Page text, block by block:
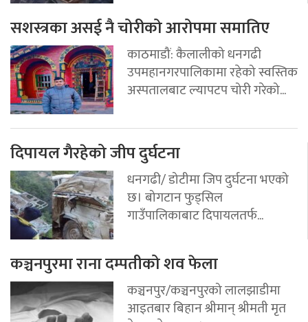
सशस्त्रका असई नै चोरीको आरोपमा समातिए
काठमाडौं: कैलालीको धनगढी
उपमहानगरपालिकामा रहेको स्वस्तिक
अस्पतालबाट ल्यापटप चोरी गरेको...
दिपायल गैरहेको जीप दुर्घटना
धनगढी/ डोटीमा जिप दुर्घटना भएको
छ। बोगटान फुड्सिल
गाउँपालिकाबाट दिपायलतर्फ...
कञ्चनपुरमा राना दम्पतीको शव फेला
कञ्चनपुर/कञ्चनपुरको लालझाडीमा
आइतबार बिहान श्रीमान् श्रीमती मृत